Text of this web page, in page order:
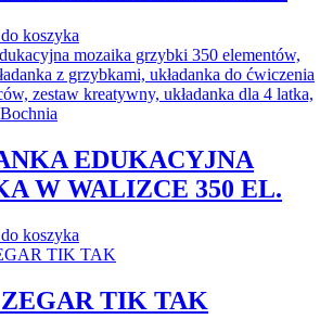
koszyka
EDUKACYJNA
W WALIZCE 350 EL.
koszyka
TIK TAK